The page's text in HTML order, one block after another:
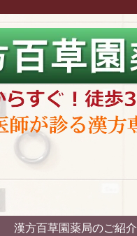
漢方百草園薬局のご紹介